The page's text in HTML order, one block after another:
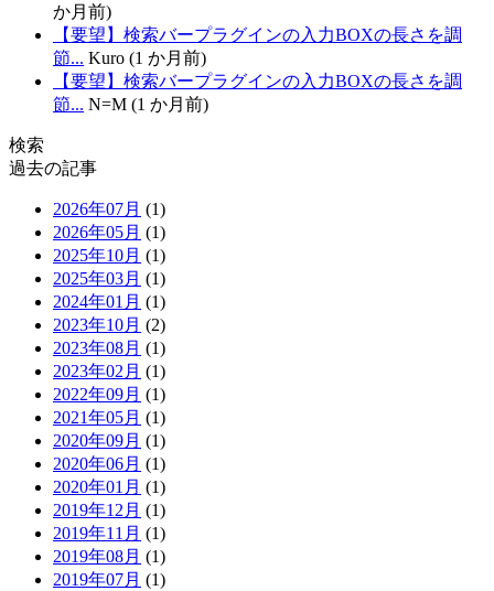
か月前)
【要望】検索バープラグインの入力BOXの長さを調
節... Kuro (1 か月前)
【要望】検索バープラグインの入力BOXの長さを調
節... N=M (1 か月前)
検索
過去の記事
2026年07月 (1)
2026年05月 (1)
2025年10月 (1)
2025年03月 (1)
2024年01月 (1)
2023年10月 (2)
2023年08月 (1)
2023年02月 (1)
2022年09月 (1)
2021年05月 (1)
2020年09月 (1)
2020年06月 (1)
2020年01月 (1)
2019年12月 (1)
2019年11月 (1)
2019年08月 (1)
2019年07月 (1)